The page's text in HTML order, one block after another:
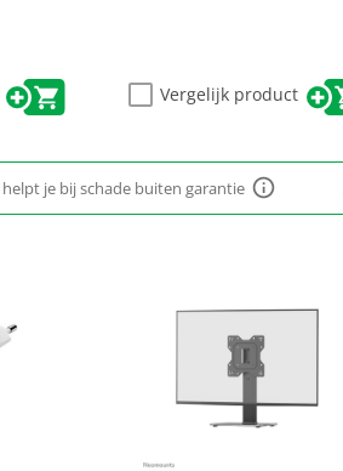
Vergelijk product
helpt je bij schade buiten garantie